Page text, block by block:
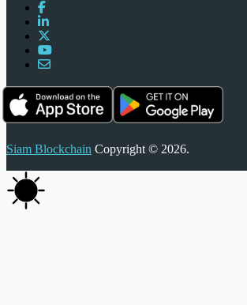
Siam Blockchain Copyright © 2026.